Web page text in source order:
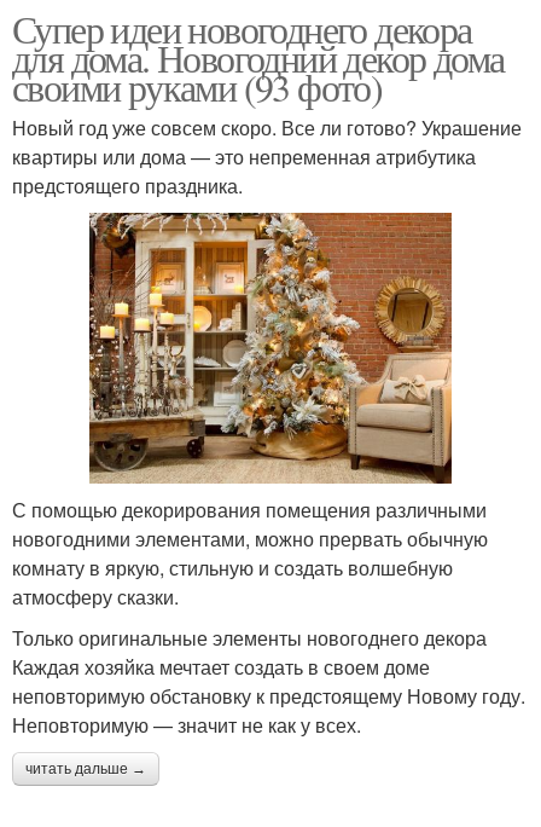
Супер идеи новогоднего декора
для дома. Новогодний декор дома
своими руками (93 фото)
Новый год уже совсем скоро. Все ли готово? Украшение
квартиры или дома — это непременная атрибутика
предстоящего праздника.
С помощью декорирования помещения различными
новогодними элементами, можно прервать обычную
комнату в яркую, стильную и создать волшебную
атмосферу сказки.
Только оригинальные элементы новогоднего декора
Каждая хозяйка мечтает создать в своем доме
неповторимую обстановку к предстоящему Новому году.
Неповторимую — значит не как у всех.
читать дальше →